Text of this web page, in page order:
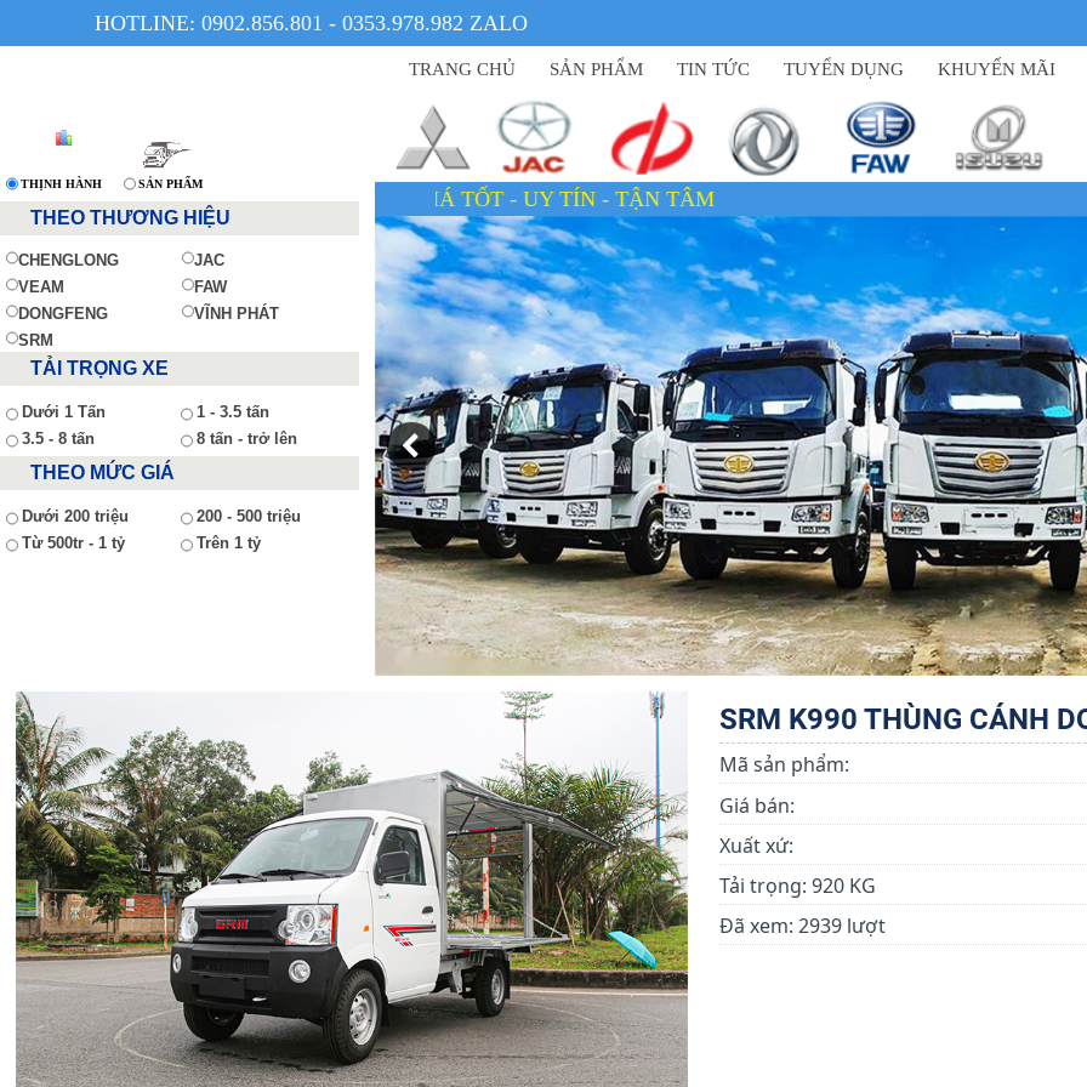
HOTLINE: 0902.856.801 - 0353.978.982 ZALO
TRANG CHỦ SẢN PHẨM TIN TỨC TUYỂN DỤNG KHUYẾN MÃI
XE CÓ SẴN - GIÁ TỐT - UY TÍN - TẬN TÂM
THỊNH HÀNH SẢN PHẨM
THEO THƯƠNG HIỆU
CHENGLONG
JAC
VEAM
FAW
DONGFENG
VĨNH PHÁT
SRM
TẢI TRỌNG XE
Dưới 1 Tấn
1 - 3.5 tấn
3.5 - 8 tấn
8 tấn - trở lên
THEO MỨC GIÁ
Dưới 200 triệu
200 - 500 triệu
Từ 500tr - 1 tỷ
Trên 1 tỷ
SRM K990 THÙNG CÁNH
Mã sản phẩm:
Giá bán:
Xuất xứ:
Tải trọng: 920 KG
Đã xem: 2939 lượt